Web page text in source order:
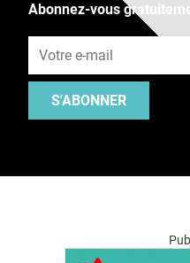
Abonnez-vous
S'ABONNER